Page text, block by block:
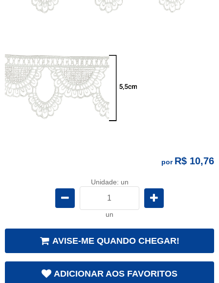
por R$ 10,76
Unidade: un
un
AVISE-ME QUANDO CHEGAR!
ADICIONAR AOS FAVORITOS